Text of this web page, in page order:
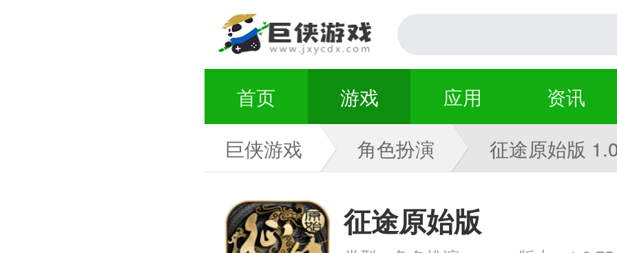
首页 游戏 应用
资讯
巨侠游戏
角色扮演 征途原始版
征途原始版